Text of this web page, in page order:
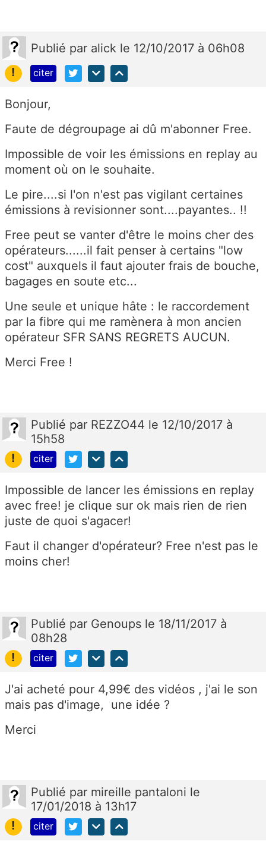
Publié par alick le 12/10/2017 à 06h08
!
citer
Bonjour,
Faute de dégroupage ai dû m'abonner Free.
Impossible de voir les émissions en replay au
moment où on le souhaite.
Le pire....si l'on n'est pas vigilant certaines
émissions à revisionner sont....payantes.. !!
Free peut se vanter d'être le moins cher des
opérateurs......il fait penser à certains "low
cost" auxquels il faut ajouter frais de bouche,
bagages en soute etc...
Une seule et unique hâte : le raccordement
par la fibre qui me ramènera à mon ancien
opérateur SFR SANS REGRETS AUCUN.
Merci Free !
Publié par REZZO44 le 12/10/2017 à
15h58
!
citer
Impossible de lancer les émissions en replay
avec free! je clique sur ok mais rien de rien
juste de quoi s'agacer!
Faut il changer d'opérateur? Free n'est pas le
moins cher!
Publié par Genoups le 18/11/2017 à
08h28
!
citer
J'ai acheté pour 4,99€ des vidéos , j'ai le son
mais pas d'image, une idée ?
Merci
Publié par mireille pantaloni le
17/01/2018 à 13h17
!
citer